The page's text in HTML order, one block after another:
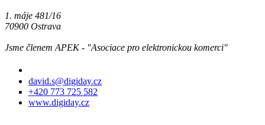
1. máje 481/16
70900 Ostrava
Jsme členem APEK - "Asociace pro elektronickou komerci"
david.s@digiday.cz
+420 773 725 582
www.digiday.cz